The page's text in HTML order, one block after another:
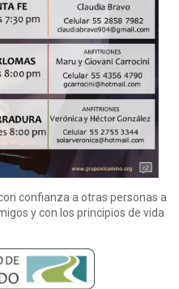
confianza a otras personas a
y con los principios de vida